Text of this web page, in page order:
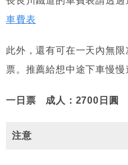
車費表
此外，還有可在一天內無
票。推薦給想中途下車慢慢
一日票 成人：2700日圓
注意